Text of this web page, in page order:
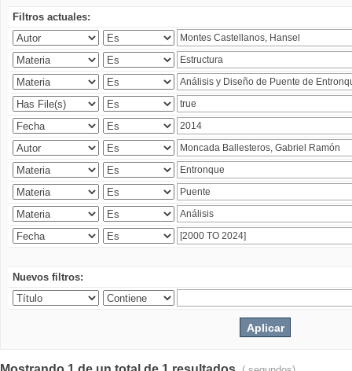
Filtros actuales:
Nuevos filtros: